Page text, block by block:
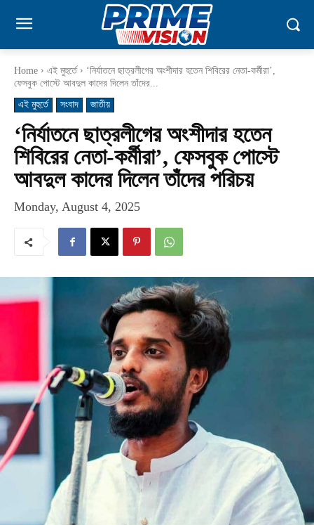
Home এই মুহুর্তে
‘নির্যাতনে ছাত্রলীগের অংশীদার হতেন শিবিরের নেতা-কর্মীরা’,
ফেসবুক পোস্টে আবদুল কাদের দিলেন তাঁদের...
এই মুহুর্তে
সংবাদ জাতীয়
‘নির্যাতনে ছাত্রলীগের অংশীদার হতেন
শিবিরের নেতা-কর্মীরা’, ফেসবুক পোস্টে
আবদুল কাদের দিলেন তাঁদের পরিচয়
Monday, August 4, 2025